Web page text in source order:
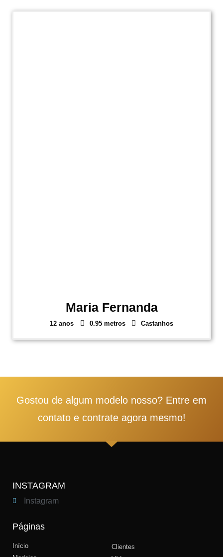
Maria Fernanda
12 anos 0.95 metros Castanhos
Gostou de algum modelo nosso? Entre em
contato e contrate agora mesmo!
INSTAGRAM
Instagram
Páginas
Início
Clientes